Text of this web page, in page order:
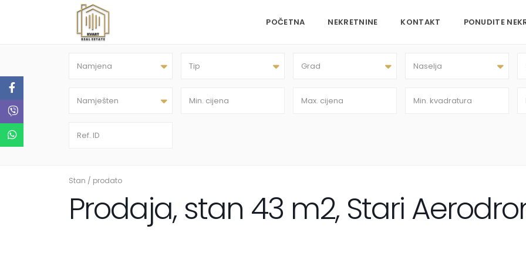
POČETNA NEKRETNINE KONTAKT PONUDITE
Namjena Tip Grad Naselja
Namješten
Stan / prodato
Prodaja, stan 43 m2, Stari